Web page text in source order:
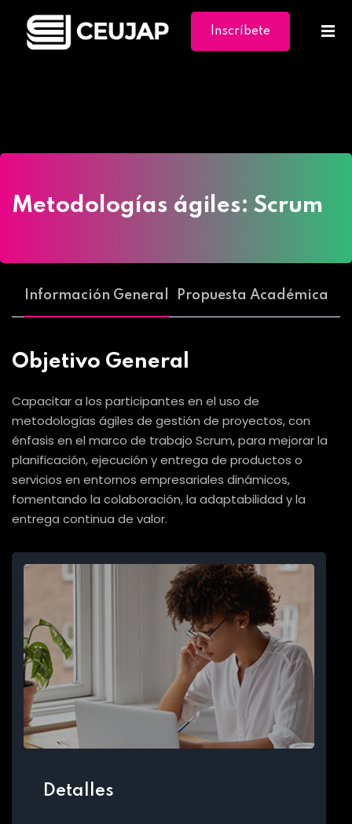
Inscríbete
Metodologías ágiles: Scrum
Información General Propuesta Académica
Objetivo General
Capacitar a los participantes en el uso de
metodologías ágiles de gestión de proyectos, con
énfasis en el marco de trabajo Scrum, para mejorar la
planificación, ejecución y entrega de productos o
servicios en entornos empresariales dinámicos,
fomentando la colaboración, la adaptabilidad y la
entrega continua de valor.
Detalles